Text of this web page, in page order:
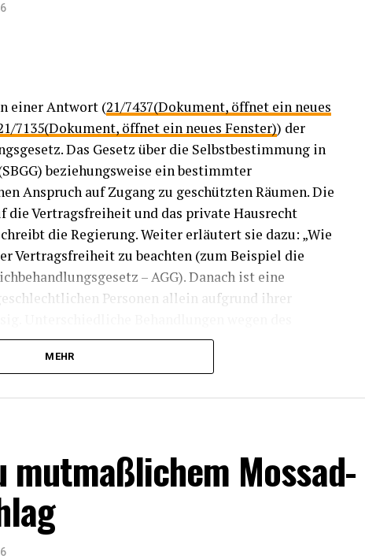
einer Antwort (21/7437(Dokument, öffnet ein neues
7135(Dokument, öffnet ein neues Fenster)) der
Das Gesetz über die Selbstbestimmung in
beziehungsweise ein bestimmter
Anspruch auf Zugang zu geschützten Räumen. Die
die Vertragsfreiheit und das private Hausrecht
die Regierung. Weiter erläutert sie dazu: „Wie
Vertragsfreiheit zu beachten (zum Beispiel die
– AGG). Danach ist eine
Personen allein aufgrund ihrer
einen sachlichen Grund gibt (Paragraf 20 AGG).
wenn die unterschiedliche Behandlung dem
Auch insoweit ändert sich an der bestehenden
MEHR
mutmaßlichem Mossad-